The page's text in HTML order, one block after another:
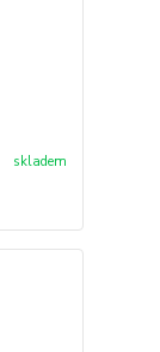
skladem